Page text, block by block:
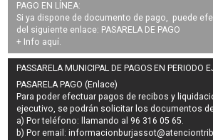
PAGO EN LÍNEA:
Si ya dispone de documento de pago, puede
del siguiente enlace: PASARELA DE PAGO
+ Info aquí.
PASSARELA MUNICIPAL DE PAGOS EN PERIODO
PASARELA PAGO (Enlace)
Para poder efectuar pagos derecibos y
ejecutivo, se podrán solicitar los documentos
a) Por teléfono: llamando al 96 316 05 65.
b) Por email: